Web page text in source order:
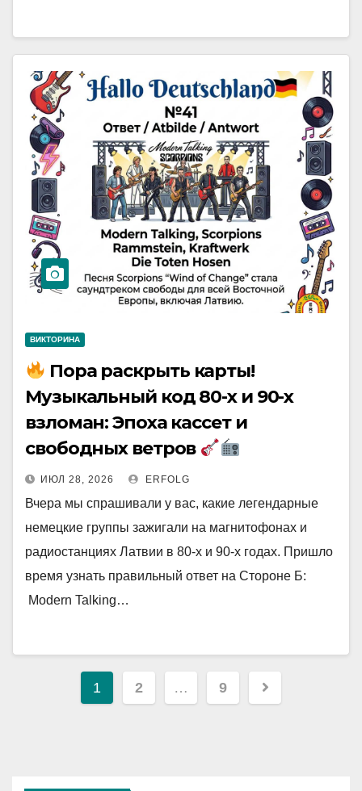
ВИКТОРИНА
Пора раскрыть карты!
Музыкальный код 80-х и 90-х
взломан: Эпоха кассет и
свободных ветров
ИЮЛ 28, 2026 ERFOLG
Вчера мы спрашивали у вас, какие легендарные
немецкие группы зажигали на магнитофонах и
радиостанциях Латвии в 80-х и 90-х годах. Пришло
время узнать правильный ответ на Стороне Б:
Modern Talking…
Навигация
1 2 … 9